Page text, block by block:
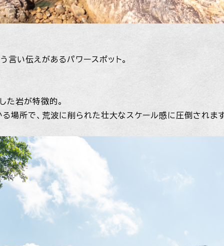
い伝えがあるパワースポット。
た岩が特徴的。
場所で、荒波に削られた壮大なスケール感に圧倒されま